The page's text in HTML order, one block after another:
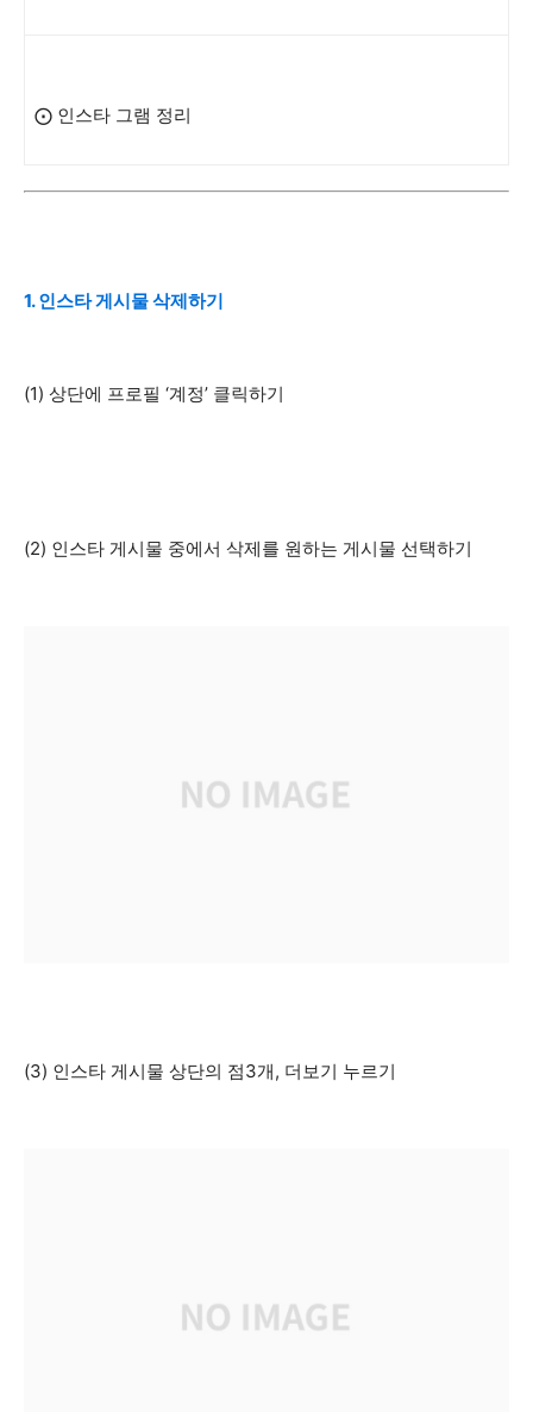
⨀ 인스타 그램 정리
1. 인스타 게시물 삭제하기
(1) 상단에 프로필 ‘계정’ 클릭하기
(2) 인스타 게시물 중에서 삭제를 원하는 게시물 선택하기
(3) 인스타 게시물 상단의 점3개, 더보기 누르기